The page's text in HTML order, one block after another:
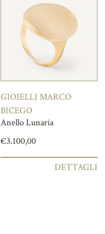
GIOIELLI MARCO
BICEGO
Anello Lunaria
€3.100,00
DETTAGLI